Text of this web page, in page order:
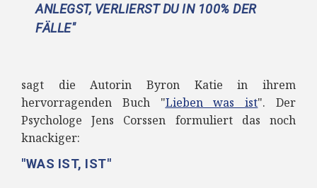
ANLEGST, VERLIERST DU IN 100% DER
FÄLLE"
sagt die Autorin Byron Katie in ihrem
hervorragenden Buch "Lieben was ist". Der
Psychologe Jens Corssen formuliert das noch
knackiger:
"WAS IST, IST"